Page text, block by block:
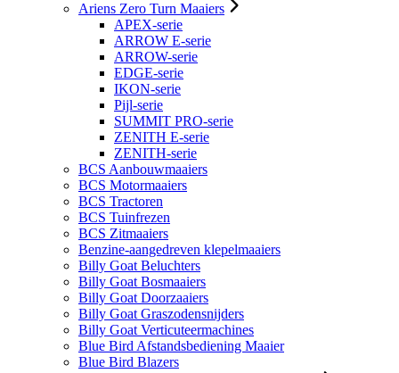
Ariens Zero Turn Maaiers
APEX-serie
ARROW E-serie
ARROW-serie
EDGE-serie
IKON-serie
Pijl-serie
SUMMIT PRO-serie
ZENITH E-serie
ZENITH-serie
BCS Aanbouwmaaiers
BCS Motormaaiers
BCS Tractoren
BCS Tuinfrezen
BCS Zitmaaiers
Benzine-aangedreven klepelmaaiers
Billy Goat Beluchters
Billy Goat Bosmaaiers
Billy Goat Doorzaaiers
Billy Goat Graszodensnijders
Billy Goat Verticuteermachines
Blue Bird Afstandsbediening Maaier
Blue Bird Blazers